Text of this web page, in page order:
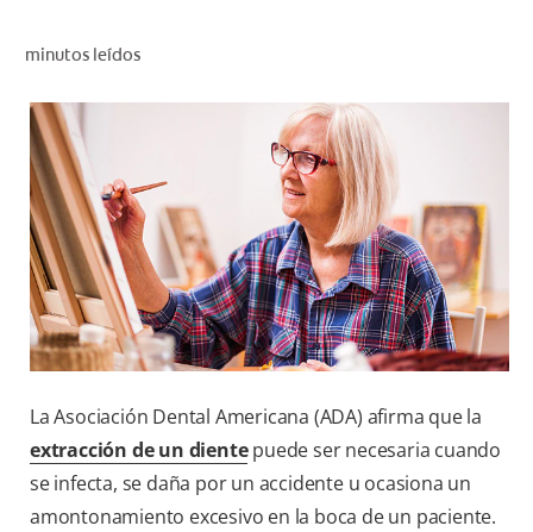
PARA PROFESIONALES
CUPONES
DO (ES)
SUSCRÍBASE
minutos leídos
La Asociación Dental Americana (ADA) afirma que la
extracción de un dientepuede ser necesaria cuando
se infecta, se daña por un accidente u ocasiona un
amontonamiento excesivo en la boca de un paciente.